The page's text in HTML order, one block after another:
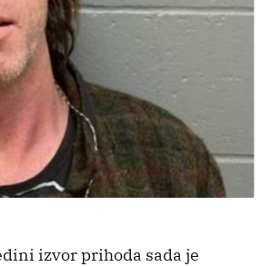
izvor prihoda sada je